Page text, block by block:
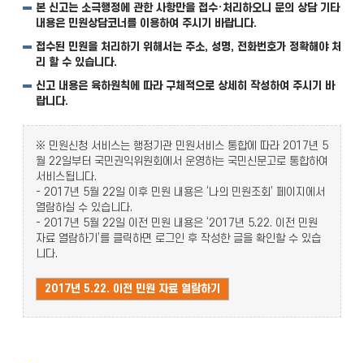
본 신고는 소극행정에 관한 사항만을 접수·처리하오니 문의 상담 기타
내용은 민원상담코너를 이용하여 주시기 바랍니다.
접수된 민원을 처리하기 위해서는 주소, 성명, 전화번호가 정확해야 처
리 할 수 있습니다.
신고 내용은 육하원칙에 따라 구체적으로 상세히 작성하여 주시기 바
랍니다.
※ 민원신청 서비스는 행정기관 민원서비스 통합에 따라 2017년 5
월 22일부터 국민권익위원회에서 운영하는 국민신문고로 통합하여
서비스됩니다.
- 2017년 5월 22일 이후 민원 내용은 ‘나의 민원조회’ 페이지에서
열람하실 수 있습니다.
- 2017년 5월 22일 이전 민원 내용은 ‘2017년 5.22. 이전 민원
자료 열람하기’를 클릭하면 로그인 후 작성한 글을 확인할 수 있습
니다.
2017년 5.22. 이전 민원 자료 열람하기